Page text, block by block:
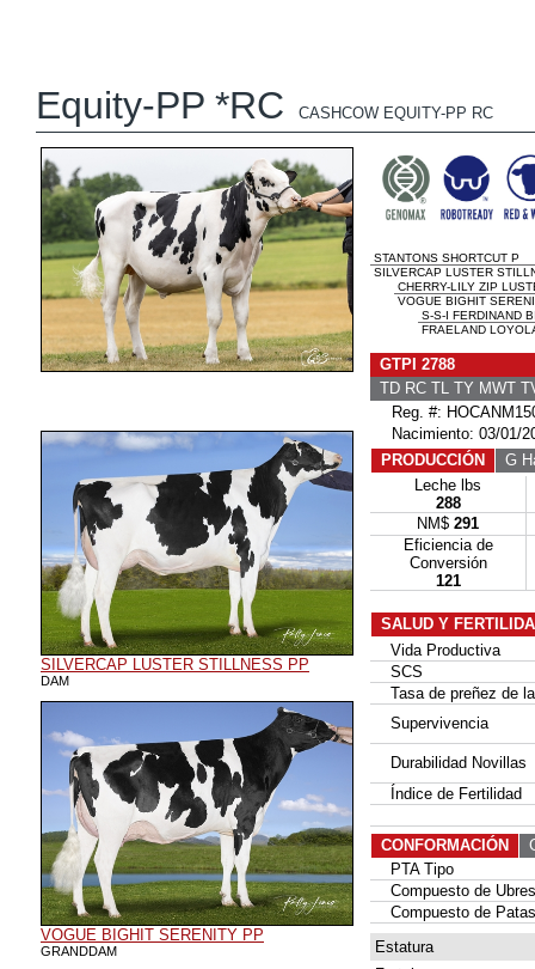
Equity-PP *RC CASHCOW EQUITY-PP RC
SILVERCAP LUSTER STILLNESS PP
DAM
VOGUE BIGHIT SERENITY PP
GRANDDAM
STANTONS SHORTCUT P
SILVERCAP LUSTER
CHERRY-LILY ZIP
VOGUE BIGHIT
S-S-I FERDINAND
FRAELAND
GTPI 2788
TD RC TL TY MWT
Reg. #:
Nacimiento: 03/01/
PRODUCCIÓN
G
Leche lbs
288
NM$ 291
Eficiencia de
Conversión
121
SALUD Y
Vida Productiva
SCS
Tasa de preñez de
Supervivencia
Durabilidad Novillas
Índice de Fertilidad
CONFORMACIÓN
PTA Tipo
Compuesto de Ubres
Compuesto de
Estatura